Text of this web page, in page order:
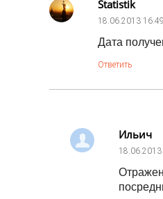
Statistik
18.06.2013 16:49
Дата
Ответить
Ильич
18.06.2013